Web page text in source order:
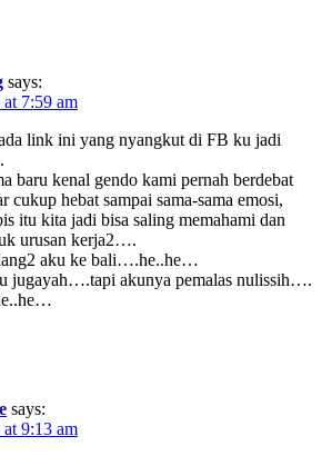
says:
7:59 am
link ini yang nyangkut di FB ku jadi
baru kenal gendo kami pernah berdebat
cukup hebat sampai sama-sama emosi,
itu kita jadi bisa saling memahami dan
urusan kerja2….
aku ke bali….he..he…
jugayah….tapi akunya pemalas nulissih….
says:
9:13 am